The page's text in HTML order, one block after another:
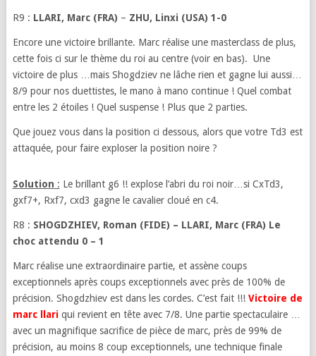
R9 : LLARI, Marc (FRA) – ZHU, Linxi (USA) 1-0
Encore une victoire brillante. Marc réalise une masterclass de plus,
cette fois ci sur le thème du roi au centre (voir en bas). Une
victoire de plus …mais Shogdziev ne lâche rien et gagne lui aussi…
8/9 pour nos duettistes, le mano à mano continue ! Quel combat
entre les 2 étoiles ! Quel suspense ! Plus que 2 parties.
Que jouez vous dans la position ci dessous, alors que votre Td3 est
attaquée, pour faire exploser la position noire ?
Solution : Le brillant g6 !! explose l’abri du roi noir…si CxTd3,
gxf7+, Rxf7, cxd3 gagne le cavalier cloué en c4.
R8 : SHOGDZHIEV, Roman (FIDE) – LLARI, Marc (FRA) Le
choc attendu 0 – 1
Marc réalise une extraordinaire partie, et assène coups
exceptionnels après coups exceptionnels avec près de 100% de
précision. Shogdzhiev est dans les cordes. C’est fait !!! Victoire de
marc llariqui revient en tête avec 7/8. Une partie spectaculaire …
avec un magnifique sacrifice de pièce de marc, près de 99% de
précision, au moins 8 coup exceptionnels, une technique finale